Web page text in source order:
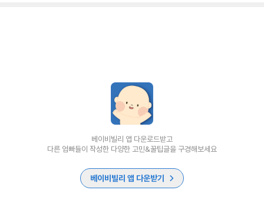
베이비빌리 앱 다운로드받고
다른 엄빠들이 작성한 다양한 고민&꿀팁글을 구경해보세요
베이비빌리 앱 다운받기